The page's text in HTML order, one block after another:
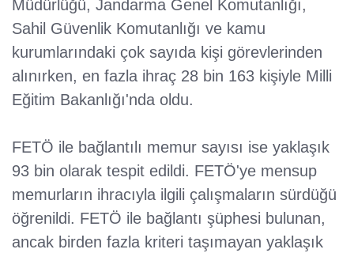
Müdürlüğü, Jandarma Genel Komutanlığı,
Sahil Güvenlik Komutanlığı ve kamu
kurumlarındaki çok sayıda kişi görevlerinden
alınırken, en fazla ihraç 28 bin 163 kişiyle Milli
Eğitim Bakanlığı'nda oldu.
FETÖ ile bağlantılı memur sayısı ise yaklaşık
93 bin olarak tespit edildi. FETÖ'ye mensup
memurların ihracıyla ilgili çalışmaların sürdüğü
öğrenildi. FETÖ ile bağlantı şüphesi bulunan,
ancak birden fazla kriteri taşımayan yaklaşık